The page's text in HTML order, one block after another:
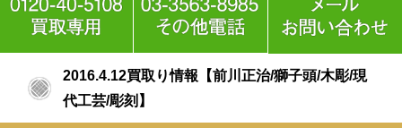
2016.4.12買取り情報【前川正治/獅子頭/木彫/現
代工芸/彫刻】